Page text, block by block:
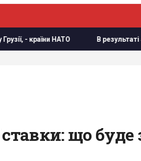
країни НАТО В результаті атаки
що буде